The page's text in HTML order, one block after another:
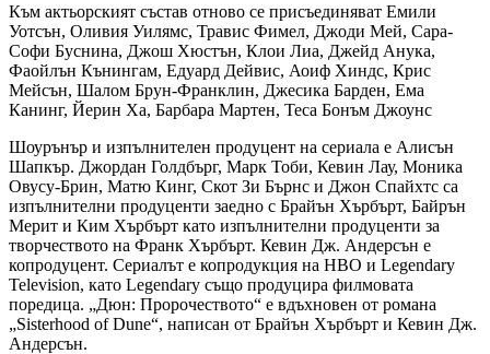
Към актьорският състав отново се присъединяват Емили
Уотсън, Оливия Уилямс, Травис Фимел, Джоди Мей, Сара-
Софи Буснина, Джош Хюстън, Клои Лиа, Джейд Анука,
Фаойлън Кънингам, Едуард Дейвис, Аоиф Хиндс, Крис
Мейсън, Шалом Брун-Франклин, Джесика Барден, Ема
Канинг, Йерин Ха, Барбара Мартен, Теса Бонъм Джоунс
Шоурънър и изпълнителен продуцент на сериала е Алисън
Шапкър. Джордан Голдбърг, Марк Тоби, Кевин Лау, Моника
Овусу-Брин, Матю Кинг, Скот Зи Бърнс и Джон Спайхтс са
изпълнителни продуценти заедно с Брайън Хърбърт, Байрън
Мерит и Ким Хърбърт като изпълнителни продуценти за
творчеството на Франк Хърбърт. Кевин Дж. Андерсън е
копродуцент. Сериалът е копродукция на HBO и Legendary
Television, като Legendary също продуцира филмовата
поредица. „Дюн: Пророчеството“ е вдъхновен от романа
„Sisterhood of Dune“, написан от Брайън Хърбърт и Кевин Дж.
Андерсън.